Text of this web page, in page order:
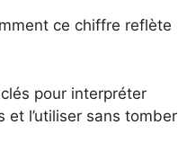
ce chiffre reflète
pour interpréter
et l’utiliser sans tomber